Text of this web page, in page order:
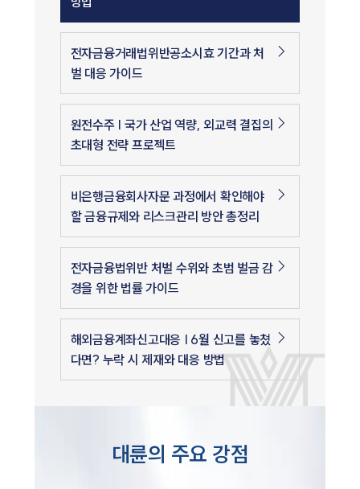
전자금융거래법위반공소시효 기간과 처
벌 대응 가이드
원전수주 | 국가 산업 역량, 외교력 결집의
초대형 전략 프로젝트
비은행금융회사자문 과정에서 확인해야
할 금융규제와 리스크관리 방안 총정리
전자금융법위반 처벌 수위와 초범 벌금 감
경을 위한 법률 가이드
해외금융계좌신고대응 | 6월 신고를 놓쳤
다면? 누락 시 제재와 대응 방법
대륜의 주요 강점